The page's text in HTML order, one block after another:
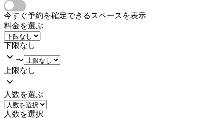
今すぐ予約を確定できるスペースを表示
料金を選ぶ
下限なし
〜
上限なし
人数を選ぶ
人数を選択